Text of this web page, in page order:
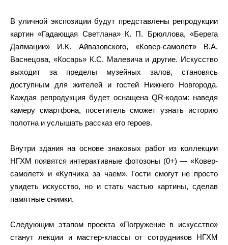
В уличной экспозиции будут представлены репродукции
картин «Гадающая Светлана» К. П. Брюллова, «Берега
Далмации» И.К. Айвазовского, «Ковер-самолет» В.А.
Васнецова, «Косарь» К.С. Малевича и другие. Искусство
выходит за пределы музейных залов, становясь
доступным для жителей и гостей Нижнего Новгорода.
Каждая репродукция будет оснащена QR-кодом: наведя
камеру смартфона, посетитель сможет узнать историю
полотна и услышать рассказ его героев.
Внутри здания на основе знаковых работ из коллекции
НГХМ появятся интерактивные фотозоны (0+) — «Ковер-
самолет» и «Купчиха за чаем». Гости смогут не просто
увидеть искусство, но и стать частью картины, сделав
памятные снимки.
Следующим этапом проекта «Погружение в искусство»
станут лекции и мастер-классы от сотрудников НГХМ